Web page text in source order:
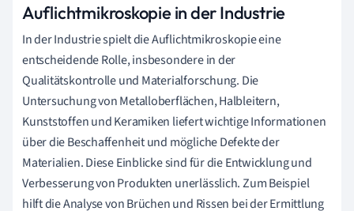
Auflichtmikroskopie in der Industrie
In der Industrie spielt die Auflichtmikroskopie eine
entscheidende Rolle, insbesondere in der
Qualitätskontrolle und Materialforschung. Die
Untersuchung von Metalloberflächen, Halbleitern,
Kunststoffen und Keramiken liefert wichtige Informationen
über die Beschaffenheit und mögliche Defekte der
Materialien. Diese Einblicke sind für die Entwicklung und
Verbesserung von Produkten unerlässlich. Zum Beispiel
hilft die Analyse von Brüchen und Rissen bei der Ermittlung